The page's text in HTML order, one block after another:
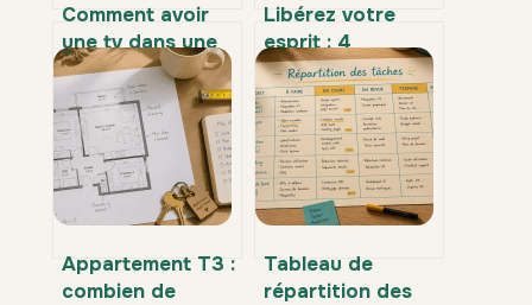
Comment avoir
une tv dans une
chambre sans
prise antenne
Libérez votre
esprit : 4
méthodes
concrètes pour
diviser par deux
votre charge
mentale
Appartement T3 :
combien de
Tableau de
répartition des